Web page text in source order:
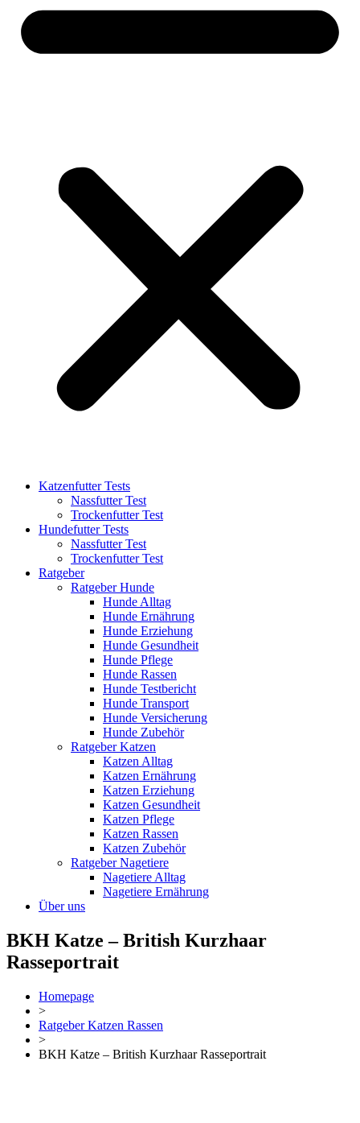
Katzenfutter Tests
Nassfutter Test
Trockenfutter Test
Hundefutter Tests
Nassfutter Test
Trockenfutter Test
Ratgeber
Ratgeber Hunde
Hunde Alltag
Hunde Ernährung
Hunde Erziehung
Hunde Gesundheit
Hunde Pflege
Hunde Rassen
Hunde Testbericht
Hunde Transport
Hunde Versicherung
Hunde Zubehör
Ratgeber Katzen
Katzen Alltag
Katzen Ernährung
Katzen Erziehung
Katzen Gesundheit
Katzen Pflege
Katzen Rassen
Katzen Zubehör
Ratgeber Nagetiere
Nagetiere Alltag
Nagetiere Ernährung
Über uns
BKH Katze – British Kurzhaar
Rasseportrait
Homepage
>
Ratgeber Katzen Rassen
>
BKH Katze – British Kurzhaar Rasseportrait